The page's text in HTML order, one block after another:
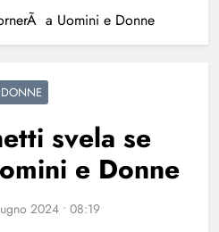
a Uomini e Donne
svela se
e Donne
2024 • 08:19